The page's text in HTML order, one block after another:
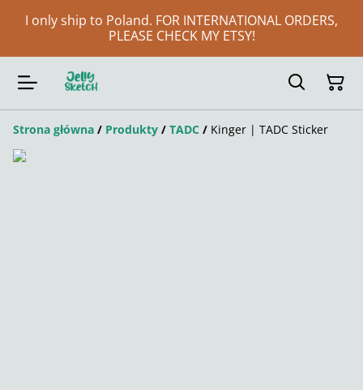
I only ship to Poland. FOR INTERNATIONAL ORDERS,
PLEASE CHECK MY ETSY!
Strona główna / Produkty / TADC / Kinger | TADC Sticker